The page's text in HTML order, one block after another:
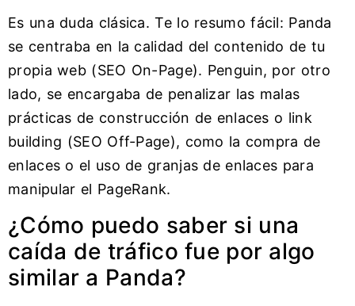
Es una duda clásica. Te lo resumo fácil: Panda
se centraba en la calidad del contenido de tu
propia web (SEO On-Page). Penguin, por otro
lado, se encargaba de penalizar las malas
prácticas de construcción de enlaces o link
building (SEO Off-Page), como la compra de
enlaces o el uso de granjas de enlaces para
manipular el PageRank.
¿Cómo puedo saber si una
caída de tráfico fue por algo
similar a Panda?